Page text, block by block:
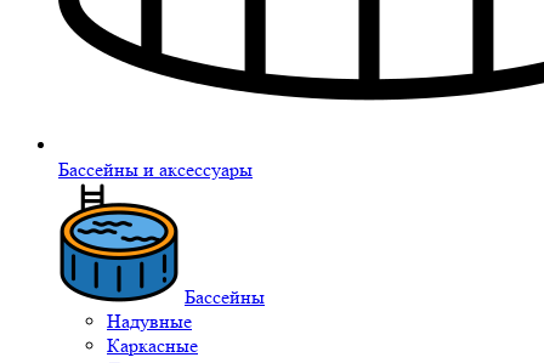
Бассейны и аксессуары
Бассейны
Надувные
Каркасные